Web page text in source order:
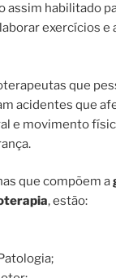
assim habilitado
exercícios e
que
acidentes que
e movimento
que compõem a
, estão: